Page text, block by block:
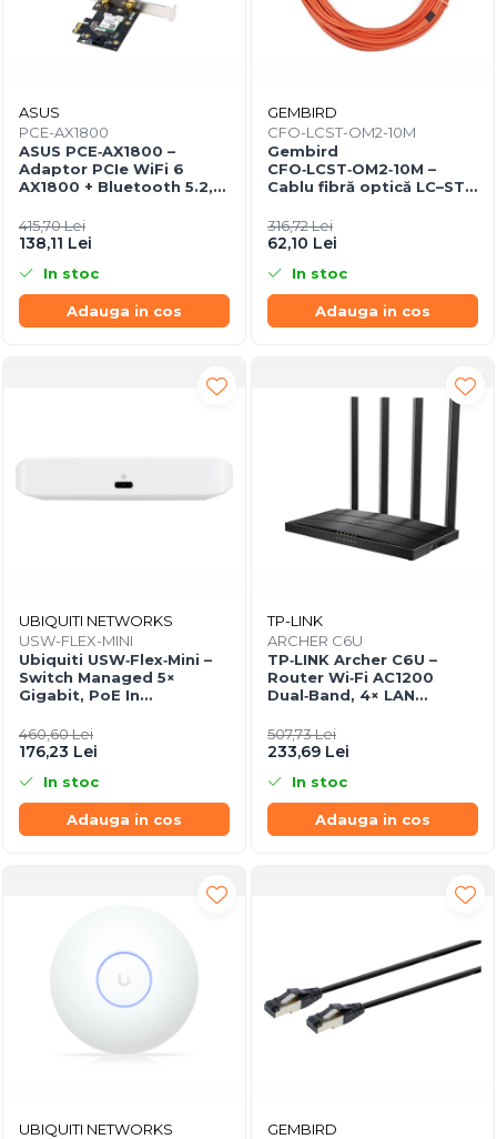
ASUS
PCE-AX1800
ASUS PCE‑AX1800 –
Adaptor PCIe WiFi 6
AX1800 + Bluetooth 5.2,
415,70 Lei
138,11 Lei
In stoc
Adauga in cos
GEMBIRD
CFO-LCST-OM2-10M
Gembird
CFO‑LCST‑OM2‑10M –
Cablu fibră optică LC–ST
m, Orange
316,72 Lei
62,10 Lei
In stoc
Adauga in cos
UBIQUITI NETWORKS
USW-FLEX-MINI
Ubiquiti USW‑Flex‑Mini –
Switch Managed 5×
Gigabit, PoE In
460,60 Lei
176,23 Lei
In stoc
Adauga in cos
TP-LINK
ARCHER C6U
TP‑LINK Archer C6U –
Router Wi‑Fi AC1200
Dual‑Band, 4× LAN
MU‑MIMO, Beamforming,
VPN Server
507,73 Lei
233,69 Lei
In stoc
Adauga in cos
UBIQUITI NETWORKS
GEMBIRD